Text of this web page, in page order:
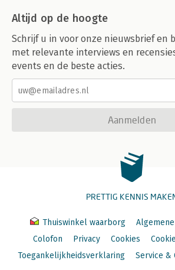
Altijd op de hoogte
Schrijf u in voor onze nieuwsbrief en
met relevante interviews en
events en de beste acties.
Aanmelden
PRETTIG KENNIS
Thuiswinkel waarborg
Colofon
Privacy Cookies
Toegankelijkheidsverklaring
Service &